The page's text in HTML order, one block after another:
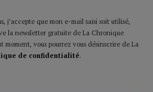
j’accepte que mon e-mail saisi soit utilisé,
la newsletter gratuite de La Chronique
vous pourrez vous désinscrire de La
de confidentialité.